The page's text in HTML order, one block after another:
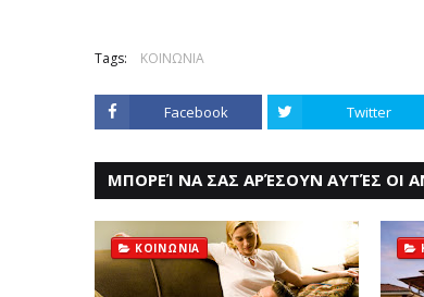
Tags: ΚΟΙΝΩΝΙΑ
Facebook Twitter
ΜΠΟΡΕΊ ΝΑ ΣΑΣ ΑΡΈΣΟΥΝ ΑΥΤΈΣ ΟΙ
ΚΟΙΝΩΝΙΑ